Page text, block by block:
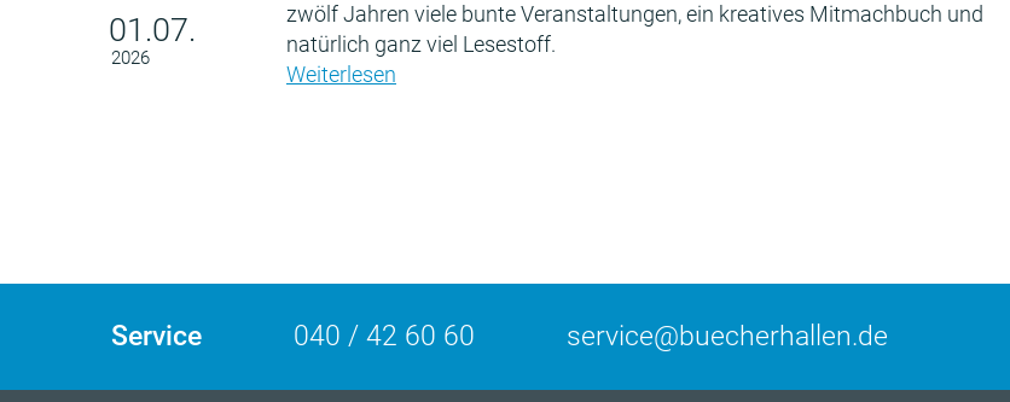
01.07.
2026
zwölf Jahren viele bunte Veranstaltungen, ein kreatives Mitmachbuch und
natürlich ganz viel Lesestoff.
Weiterlesen
Service 040 / 42 60 60 service@buecherhallen.de